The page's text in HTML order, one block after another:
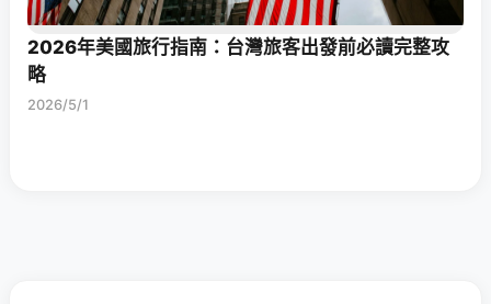
2026年美國旅行指南：台灣旅客出發前必讀完整攻
略
2026/5/1